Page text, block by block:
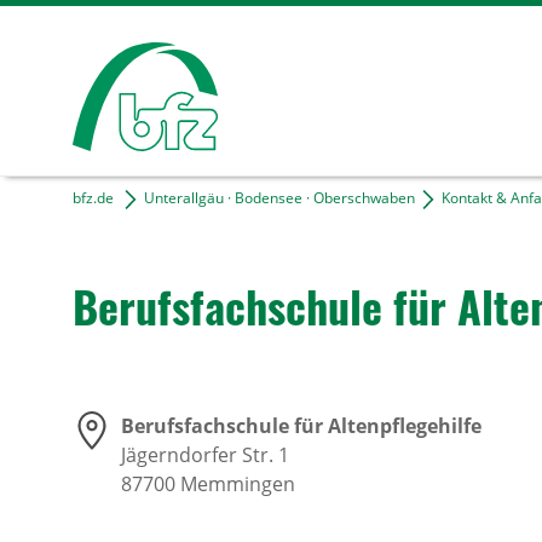
bfz.de Unterallgäu · Bodensee · Oberschwaben Kontakt &
Berufs­fach­schule für
Berufsfachschule für Altenpflegehilfe
Jägerndorfer Str. 1
87700 Memmingen